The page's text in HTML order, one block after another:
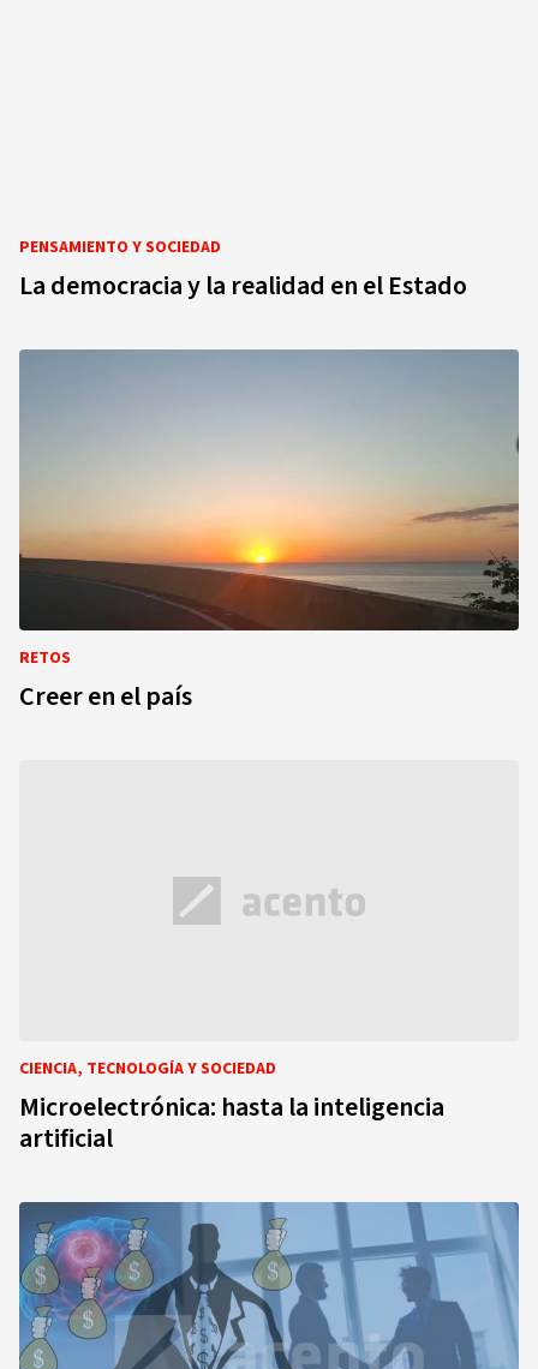
PENSAMIENTO Y SOCIEDAD
La democracia y la realidad en el Estado
RETOS
Creer en el país
CIENCIA, TECNOLOGÍA Y SOCIEDAD
Microelectrónica: hasta la inteligencia
artificial